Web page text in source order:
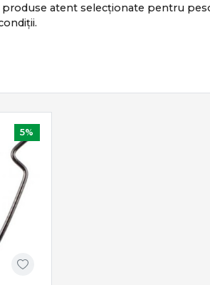
atent selecționate pentru
echipamentul este ales corect.
precis
5%